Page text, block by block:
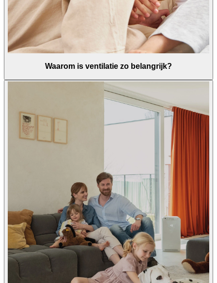
Waarom is ventilatie zo belangrijk?